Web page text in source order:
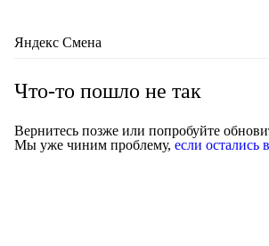
Яндекс Смена
Что-то пошло не так
Вернитесь позже или попробуйте
Мы уже чиним проблему, если остались